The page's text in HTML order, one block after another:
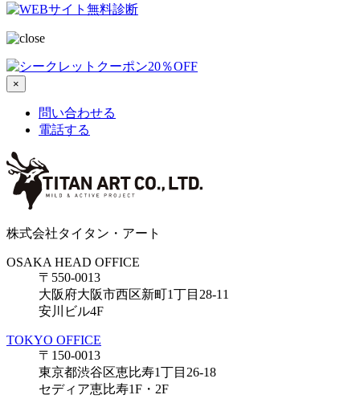
×
問い合わせる
電話する
株式会社タイタン・アート
OSAKA HEAD OFFICE
〒550-0013
大阪府大阪市西区新町1丁目28-11
安川ビル4F
TOKYO OFFICE
〒150-0013
東京都渋谷区恵比寿1丁目26-18
セディア恵比寿1F・2F